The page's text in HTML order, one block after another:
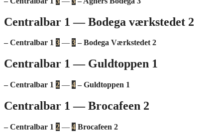
Centralbar 1 — Bodega værkstedet 2
– Centralbar 1 3 — 3 – Bodega Værkstedet 2
Centralbar 1 — Guldtoppen 1
– Centralbar 1 2 — 4 – Guldtoppen 1
Centralbar 1 — Brocafeen 2
– Centralbar 1 2 — 4 Brocafeen 2